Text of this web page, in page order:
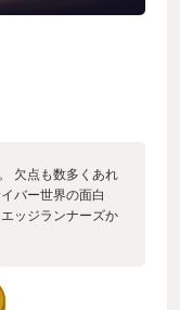
欠点も数多くあれ
バー世界の面白
ッジランナーズか